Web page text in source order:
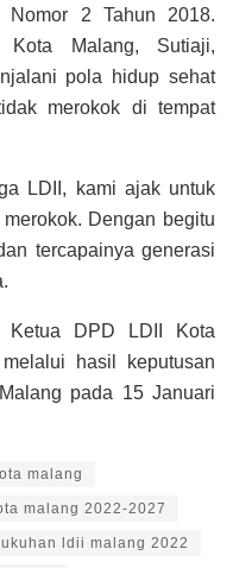
2 Tahun 2018.
Malang, Sutiaji,
pola hidup sehat
merokok di tempat
LDII, kami ajak untuk
Dengan begitu
tercapainya generasi
Ketua DPD LDII Kota
hasil keputusan
pada 15 Januari
malang
malang 2022-2027
ldii malang 2022